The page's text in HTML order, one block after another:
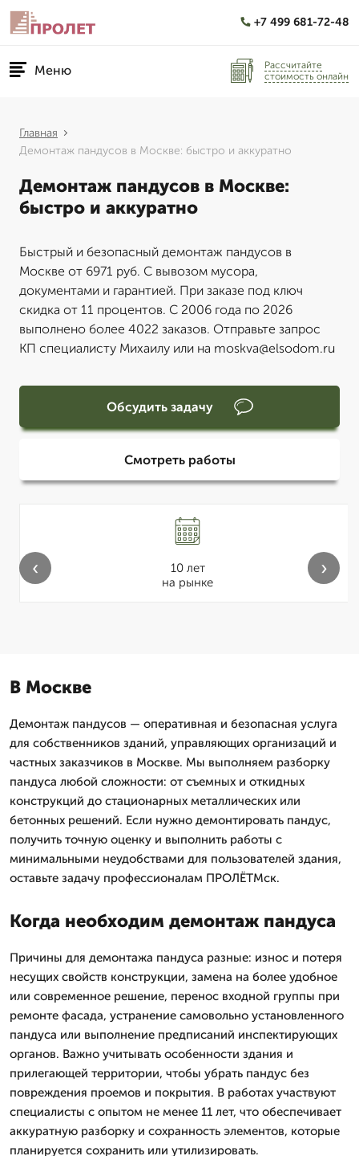
+7 499 681-72-48
Меню
Рассчитайте
стоимость онлайн
Главная
Демонтаж пандусов в Москве: быстро и аккуратно
Демонтаж пандусов в Москве:
быстро и аккуратно
Быстрый и безопасный демонтаж пандусов в
Москве от 6971 руб. С вывозом мусора,
документами и гарантией. При заказе под ключ
скидка от 11 процентов. С 2006 года по 2026
выполнено более 4022 заказов. Отправьте запрос
КП специалисту Михаилу или на moskva@elsodom.ru
Обсудить задачу
Смотреть работы
10 лет
на рынке
‹ ›
В Москве
Демонтаж пандусов — оперативная и безопасная услуга
для собственников зданий, управляющих организаций и
частных заказчиков в Москве. Мы выполняем разборку
пандуса любой сложности: от съемных и откидных
конструкций до стационарных металлических или
бетонных решений. Если нужно демонтировать пандус,
получить точную оценку и выполнить работы с
минимальными неудобствами для пользователей здания,
оставьте задачу профессионалам ПРОЛЁТМск.
Когда необходим демонтаж пандуса
Причины для демонтажа пандуса разные: износ и потеря
несущих свойств конструкции, замена на более удобное
или современное решение, перенос входной группы при
ремонте фасада, устранение самовольно установленного
пандуса или выполнение предписаний инспектирующих
органов. Важно учитывать особенности здания и
прилегающей территории, чтобы убрать пандус без
повреждения проемов и покрытия. В работах участвуют
специалисты с опытом не менее 11 лет, что обеспечивает
аккуратную разборку и сохранность элементов, которые
планируется сохранить или утилизировать.